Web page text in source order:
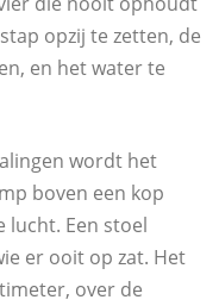
opzij te zetten, de
en het water te
wordt het
boven een kop
Een stoel
er ooit op zat. Het
over de